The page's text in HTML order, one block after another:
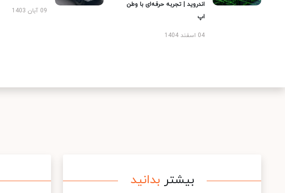
اندروید | تجربه حرفه‌ای با وطن
اپ
04 اسفند 1404
09 آبان 1403
بیشتر بدانید